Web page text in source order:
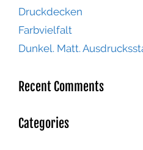
Druckdecken
Farbvielfalt
Dunkel. Matt.
Recent Comments
Categories